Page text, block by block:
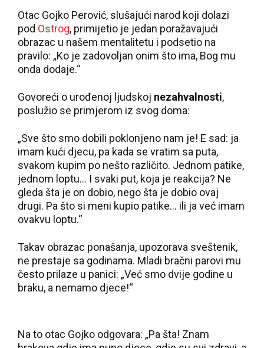
Otac Gojko Perović, slušajući narod koji dolazi
pod Ostrog, primijetio je jedan poražavajući
obrazac u našem mentalitetu i podsetio na
pravilo: „Ko je zadovoljan onim što ima, Bog mu
onda dodaje.“
Govoreći o urođenoj ljudskoj nezahvalnosti,
poslužio se primjerom iz svog doma:
„Sve što smo dobili poklonjeno nam je! E sad: ja
imam kući djecu, pa kada se vratim sa puta,
svakom kupim po nešto različito. Jednom patike,
jednom loptu... I svaki put, koja je reakcija? Ne
gleda šta je on dobio, nego šta je dobio ovaj
drugi. Pa što si meni kupio patike... ili ja već imam
ovakvu loptu.“
Takav obrazac ponašanja, upozorava sveštenik,
ne prestaje sa godinama. Mladi bračni parovi mu
često prilaze u panici: „Već smo dvije godine u
braku, a nemamo djece!“
Na to otac Gojko odgovara: „Pa šta! Znam